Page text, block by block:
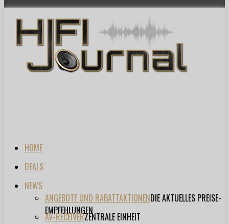
HOME
DEALS
NEWS
ANGEBOTE UND RABATTAKTIONENDIE AKTUELLES PREISE-
EMPFEHLUNGEN
AV-RECEIVERZENTRALE EINHEIT